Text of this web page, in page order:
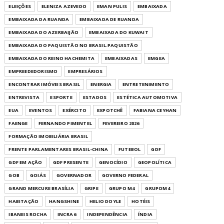
ELEIÇÕES
ELENIZA AZEVEDO EMAN PULIS
EMBAIXADA
EMBAIXADA DA RUANDA
EMBAIXADA DE RUANDA
EMBAIXADA DO AZERBAIJÃO
EMBAIXADA DO KUWAIT
EMBAIXADA DO PAQUISTÃO NO BRASIL.PAQUISTÃO
EMBAIXADA DO REINO HACHEMITA
EMBAIXADAS
EMGEA
EMPREEDEDORISMO
EMPRESÁRIOS
ENCONTRAR IMÓVEIS BRASIL
ENERGIA
ENTRETENIMENTO
ENTREVISTA
ESPORTE ESTADOS
ESTÉTICA AUTOMOTIVA
EUA
EVENTOS EXÉRCITO EXPOTCHÊ
FABIANA CEYHAN
FAENGE
FERNANDO PIMENTEL
FEVEREIRO 2026
FORMAÇÃO IMOBILIÁRIA BRASIL
FRENTE PARLAMENTARES BRASIL-CHINA
FUTEBOL
GDF
GDF EM AÇÃO
GDF PRESENTE GENOCÍDIO
GEOPOLÍTICA
GOB
GOIÁS GOVERNADOR
GOVERNO FEDERAL
GRAND MERCURE BRASÍLIA
GRIPE GRUPO M4
GRUPOM4
HABITAÇÃO
HANGSHINE HELIO DOYLE
HOTÉIS
IBANEIS ROCHA
INCRA 6 INDEPENDÊNCIA
ÍNDIA